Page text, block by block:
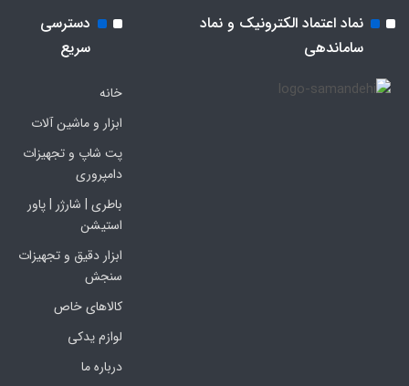
نماد اعتماد الکترونیک و نماد
ساماندهی
دسترسی
سریع
خانه
ابزار و ماشین آلات
پت شاپ و تجهیزات
دامپروری
باطری | شارژر | پاور
استیشن
ابزار دقیق و تجهیزات
سنجش
کالاهای خاص
لوازم یدکی
درباره ما